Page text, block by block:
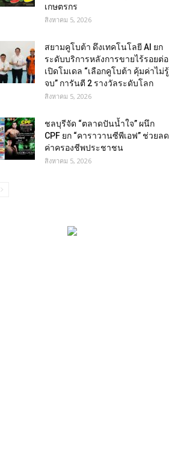
เกษตรกร
สิงหาคม 5, 2026
สยามคูโบต้า ดึงเทคโนโลยี AI ยก
ระดับบริการหลังการขายไร้รอยต่อ
เปิดโมเดล “เลือกคูโบต้า คุ้มค่าไม่รู้
จบ” การันตี 2 รางวัลระดับโลก
สิงหาคม 5, 2026
ชลบุรีจัด “ตลาดปันน้ำใจ” ผนึก
CPF ยก “คาราวานซีพีเอฟ” ช่วยลด
ค่าครองชีพประชาชน
สิงหาคม 5, 2026